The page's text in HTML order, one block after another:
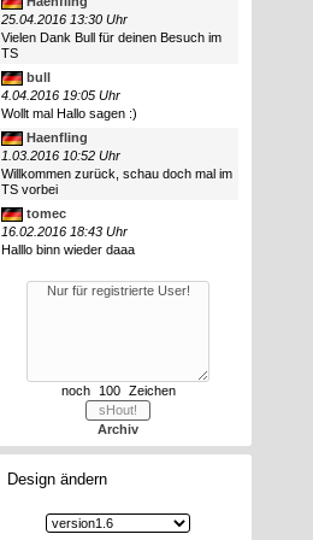
25.04.2016 13:30 Uhr
Vielen Dank Bull für deinen Besuch im
TS
bull
4.04.2016 19:05 Uhr
Wollt mal Hallo sagen :)
Haenfling
1.03.2016 10:52 Uhr
Willkommen zurück, schau doch mal im
TS vorbei
tomec
16.02.2016 18:43 Uhr
Halllo binn wieder daaa
noch Zeichen
Archiv
Design ändern